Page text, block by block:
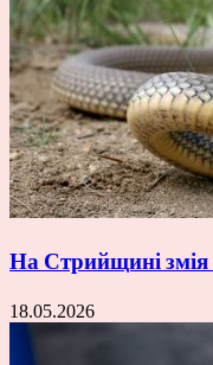
На Стрийщині
18.05.2026